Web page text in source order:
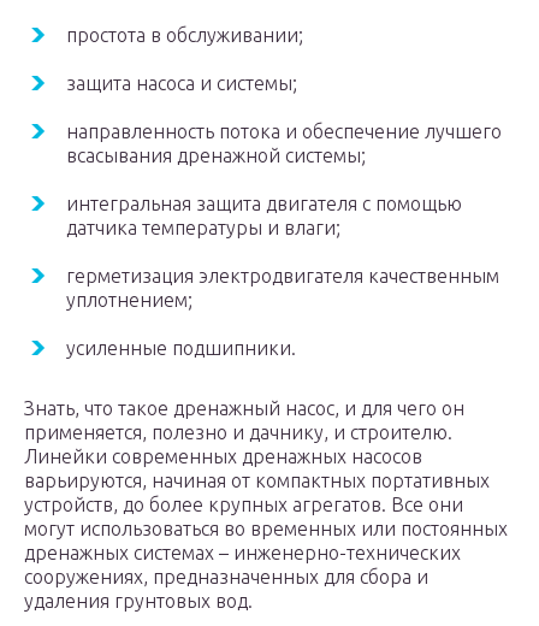
простота в обслуживании;
защита насоса и системы;
направленность потока и обеспечение лучшего
всасывания дренажной системы;
интегральная защита двигателя с помощью
датчика температуры и влаги;
герметизация электродвигателя качественным
уплотнением;
усиленные подшипники.
Знать, что такое дренажный насос, и для чего он
применяется, полезно и дачнику, и строителю.
Линейки современных дренажных насосов
варьируются, начиная от компактных портативных
устройств, до более крупных агрегатов. Все они
могут использоваться во временных или постоянных
дренажных системах – инженерно-технических
сооружениях, предназначенных для сбора и
удаления грунтовых вод.